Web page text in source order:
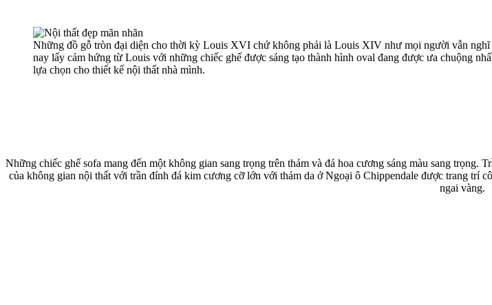
Những đồ gỗ tròn đại diện cho thời kỳ Louis XVI chứ không phải là Louis XIV như mọi người vẫn nghĩ
nay lấy cảm hứng từ Louis với những chiếc ghế được sáng tạo thành hình oval đang được ưa chuộng
lựa chọn cho thiết kế nội thất nhà mình.
Những chiếc ghế sofa mang đến một không gian sang trọng trên thảm và đá hoa cương sáng màu sang
của không gian nội thất với trần đính đá kim cương cỡ lớn với thảm da ở Ngoại ô Chippendale được trang trí
ngai vàng.